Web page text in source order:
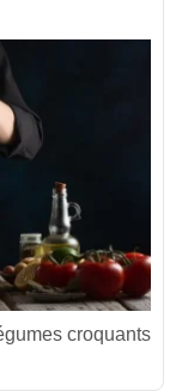
croquants